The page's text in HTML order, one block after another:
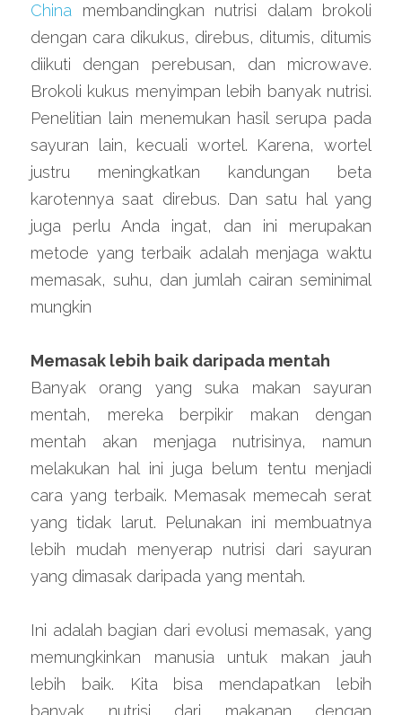
China membandingkan nutrisi dalam brokoli
dengan cara dikukus, direbus, ditumis, ditumis
diikuti dengan perebusan, dan microwave.
Brokoli kukus menyimpan lebih banyak nutrisi.
Penelitian lain menemukan hasil serupa pada
sayuran lain, kecuali wortel. Karena, wortel
justru meningkatkan kandungan beta
karotennya saat direbus. Dan satu hal yang
juga perlu Anda ingat, dan ini merupakan
metode yang terbaik adalah menjaga waktu
memasak, suhu, dan jumlah cairan seminimal
mungkin
Memasak lebih baik daripada mentah
Banyak orang yang suka makan sayuran
mentah, mereka berpikir makan dengan
mentah akan menjaga nutrisinya, namun
melakukan hal ini juga belum tentu menjadi
cara yang terbaik. Memasak memecah serat
yang tidak larut. Pelunakan ini membuatnya
lebih mudah menyerap nutrisi dari sayuran
yang dimasak daripada yang mentah.
Ini adalah bagian dari evolusi memasak, yang
memungkinkan manusia untuk makan jauh
lebih baik. Kita bisa mendapatkan lebih
banyak nutrisi dari makanan dengan